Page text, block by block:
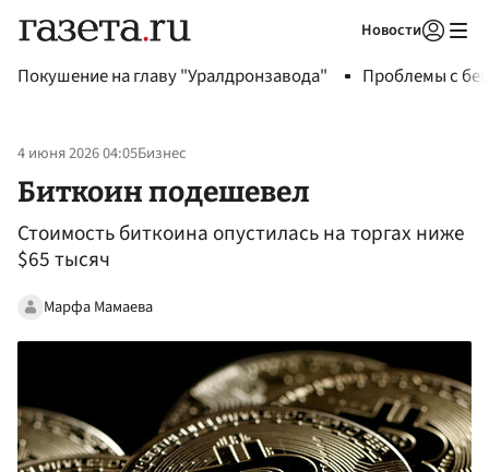
Новости
Покушение на главу "Уралдронзавода" Проблемы с
4 июня 2026 04:05Бизнес
Биткоин подешевел
Стоимость биткоина опустилась на торгах ниже
$65 тысяч
Марфа Мамаева